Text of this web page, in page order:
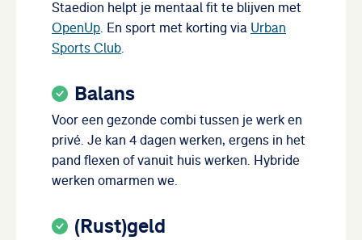
Staedion helpt je mentaal fit te blijven met
OpenUp . En sport met korting via Urban
Sports Club
Balans
Voor een gezonde combi tussen je werk en
privé. Je kan 4 dagen werken, ergens in het
pand flexen of vanuit huis werken. Hybride
werken omarmen we.
(Rust)geld